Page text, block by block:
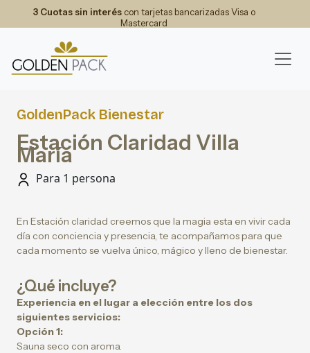
3 Cuotas sin interéscon tarjetas bancarizadas Visa o
Mastercard
GoldenPack Bienestar
Estación Claridad Villa
María
Para 1 persona
En Estación claridad creemos que la magia esta en vivir cada
día con conciencia y presencia, te acompañamos para que
cada momento se vuelva único, mágico y lleno de bienestar.
¿Qué incluye?
Experiencia en el lugar a elección entre los dos
siguientes servicios:
Opción 1:
Sauna seco con aroma.